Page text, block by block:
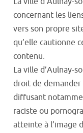
concernant les
vers son propre
qu’elle cautionne
contenu.
La ville d’Aulnay-
droit de demander
diffusant
raciste ou
atteinte à l’image